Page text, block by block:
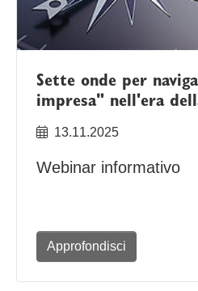
Sette onde per
impresa" nell'era
13.11.2025
Webinar informativo
Approfondisci